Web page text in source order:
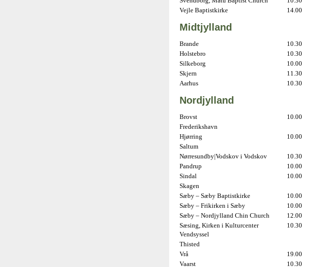
Vejle Baptistkirke
14.00
Midtjylland
Brande 10.30
Holstebro
10.30
Silkeborg
10.00
Skjern
11.30
Aarhus
10.30
Nordjylland
Brovst 10.00
Frederikshavn
Hjørring
10.00
Saltum
Nørresundby|Vodskov i Vodskov
10.30
Pandrup
10.00
Sindal
10.00
Skagen
Sæby – Sæby Baptistkirke
10.00
Sæby – Frikirken i Sæby
10.00
Sæby – Nordjylland Chin Church
12.00
Sæsing, Kirken i Kulturcenter
Vendsyssel
10.30
Thisted
Vrå
19.00
Vaarst
10.30